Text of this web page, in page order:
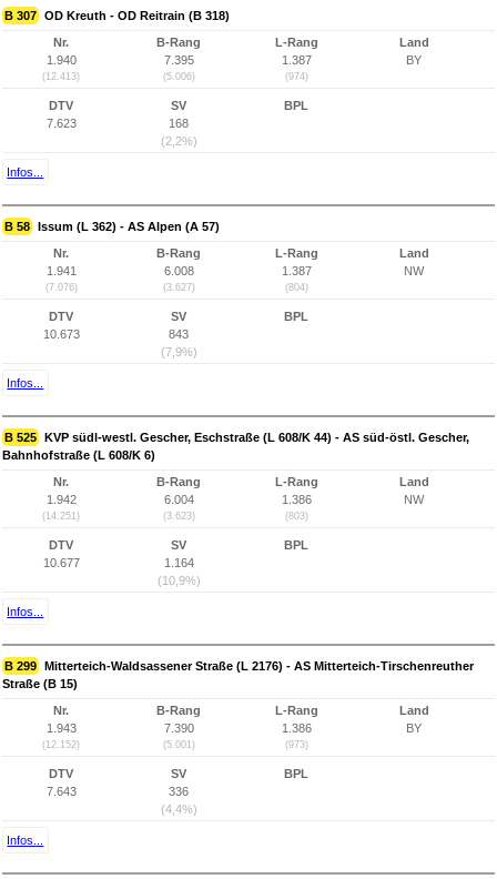
B 307 OD Kreuth - OD Reitrain (B 318)
Nr.
1.940
(12.413)
B-Rang
7.395
(5.006)
L-Rang
1.387
(974)
Land
BY
DTV
7.623
SV
168
(2,2%)
BPL
Infos...
B 58 Issum (L 362) - AS Alpen (A 57)
Nr.
1.941
(7.076)
B-Rang
6.008
(3.627)
L-Rang
1.387
(804)
Land
NW
DTV
10.673
SV
843
(7,9%)
BPL
Infos...
B 525 KVP südl-westl. Gescher, Eschstraße (L 608/K 44) - AS süd-östl. Gescher,
Bahnhofstraße (L 608/K 6)
Nr.
1.942
(14.251)
B-Rang
6.004
(3.623)
L-Rang
1.386
(803)
Land
NW
DTV
10.677
SV
1.164
(10,9%)
BPL
Infos...
B 299 Mitterteich-Waldsassener Straße (L 2176) - AS Mitterteich-Tirschenreuther
Straße (B 15)
Nr.
1.943
(12.152)
B-Rang
7.390
(5.001)
L-Rang
1.386
(973)
Land
BY
DTV
7.643
SV
336
(4,4%)
BPL
Infos...